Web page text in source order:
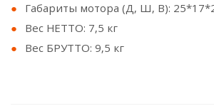
Габариты мотора (Д, Ш, В):
Вес НЕТТО: 7,5 кг
Вес БРУТТО: 9,5 кг